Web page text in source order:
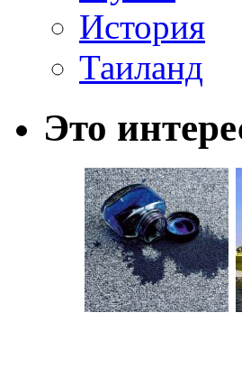
История
Таиланд
Это